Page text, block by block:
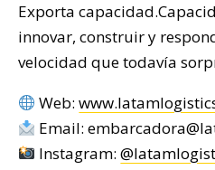
Exporta
innovar, construir y
velocidad que todavía
Web:
Email:
Instagram: